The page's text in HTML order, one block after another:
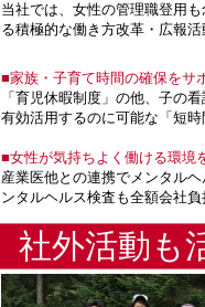
当社では、女性の管理職登用
る積極的な働き方改革・広報活
■家族・子育て時間の確保をサ
「育児休暇制度」の他、子の
有効活用するのに可能な「短時
■女性が気持ちよく働ける環境
産業医他との連携でメンタル
ンタルヘルス検査も全額会社
社外活動も